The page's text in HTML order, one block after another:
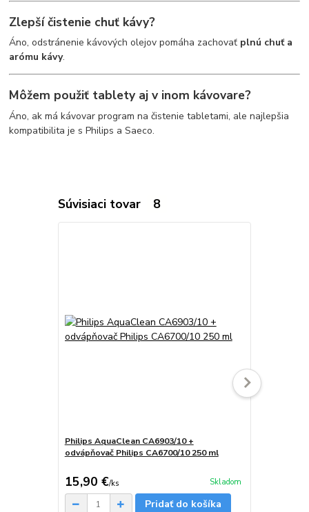
Zlepší čistenie chuť kávy?
Áno, odstránenie kávových olejov pomáha zachovať plnú chuť a
arómu kávy.
Môžem použiť tablety aj v inom kávovare?
Áno, ak má kávovar program na čistenie tabletami, ale najlepšia
kompatibilita je s Philips a Saeco.
Súvisiaci tovar 8
Philips AquaClean CA6903/10 +
odvápňovač Philips CA6700/10 250 ml
15,90 €/ks Skladom
Pridať do košíka